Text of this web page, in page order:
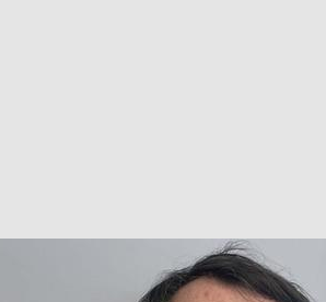
La newsletter
METEO